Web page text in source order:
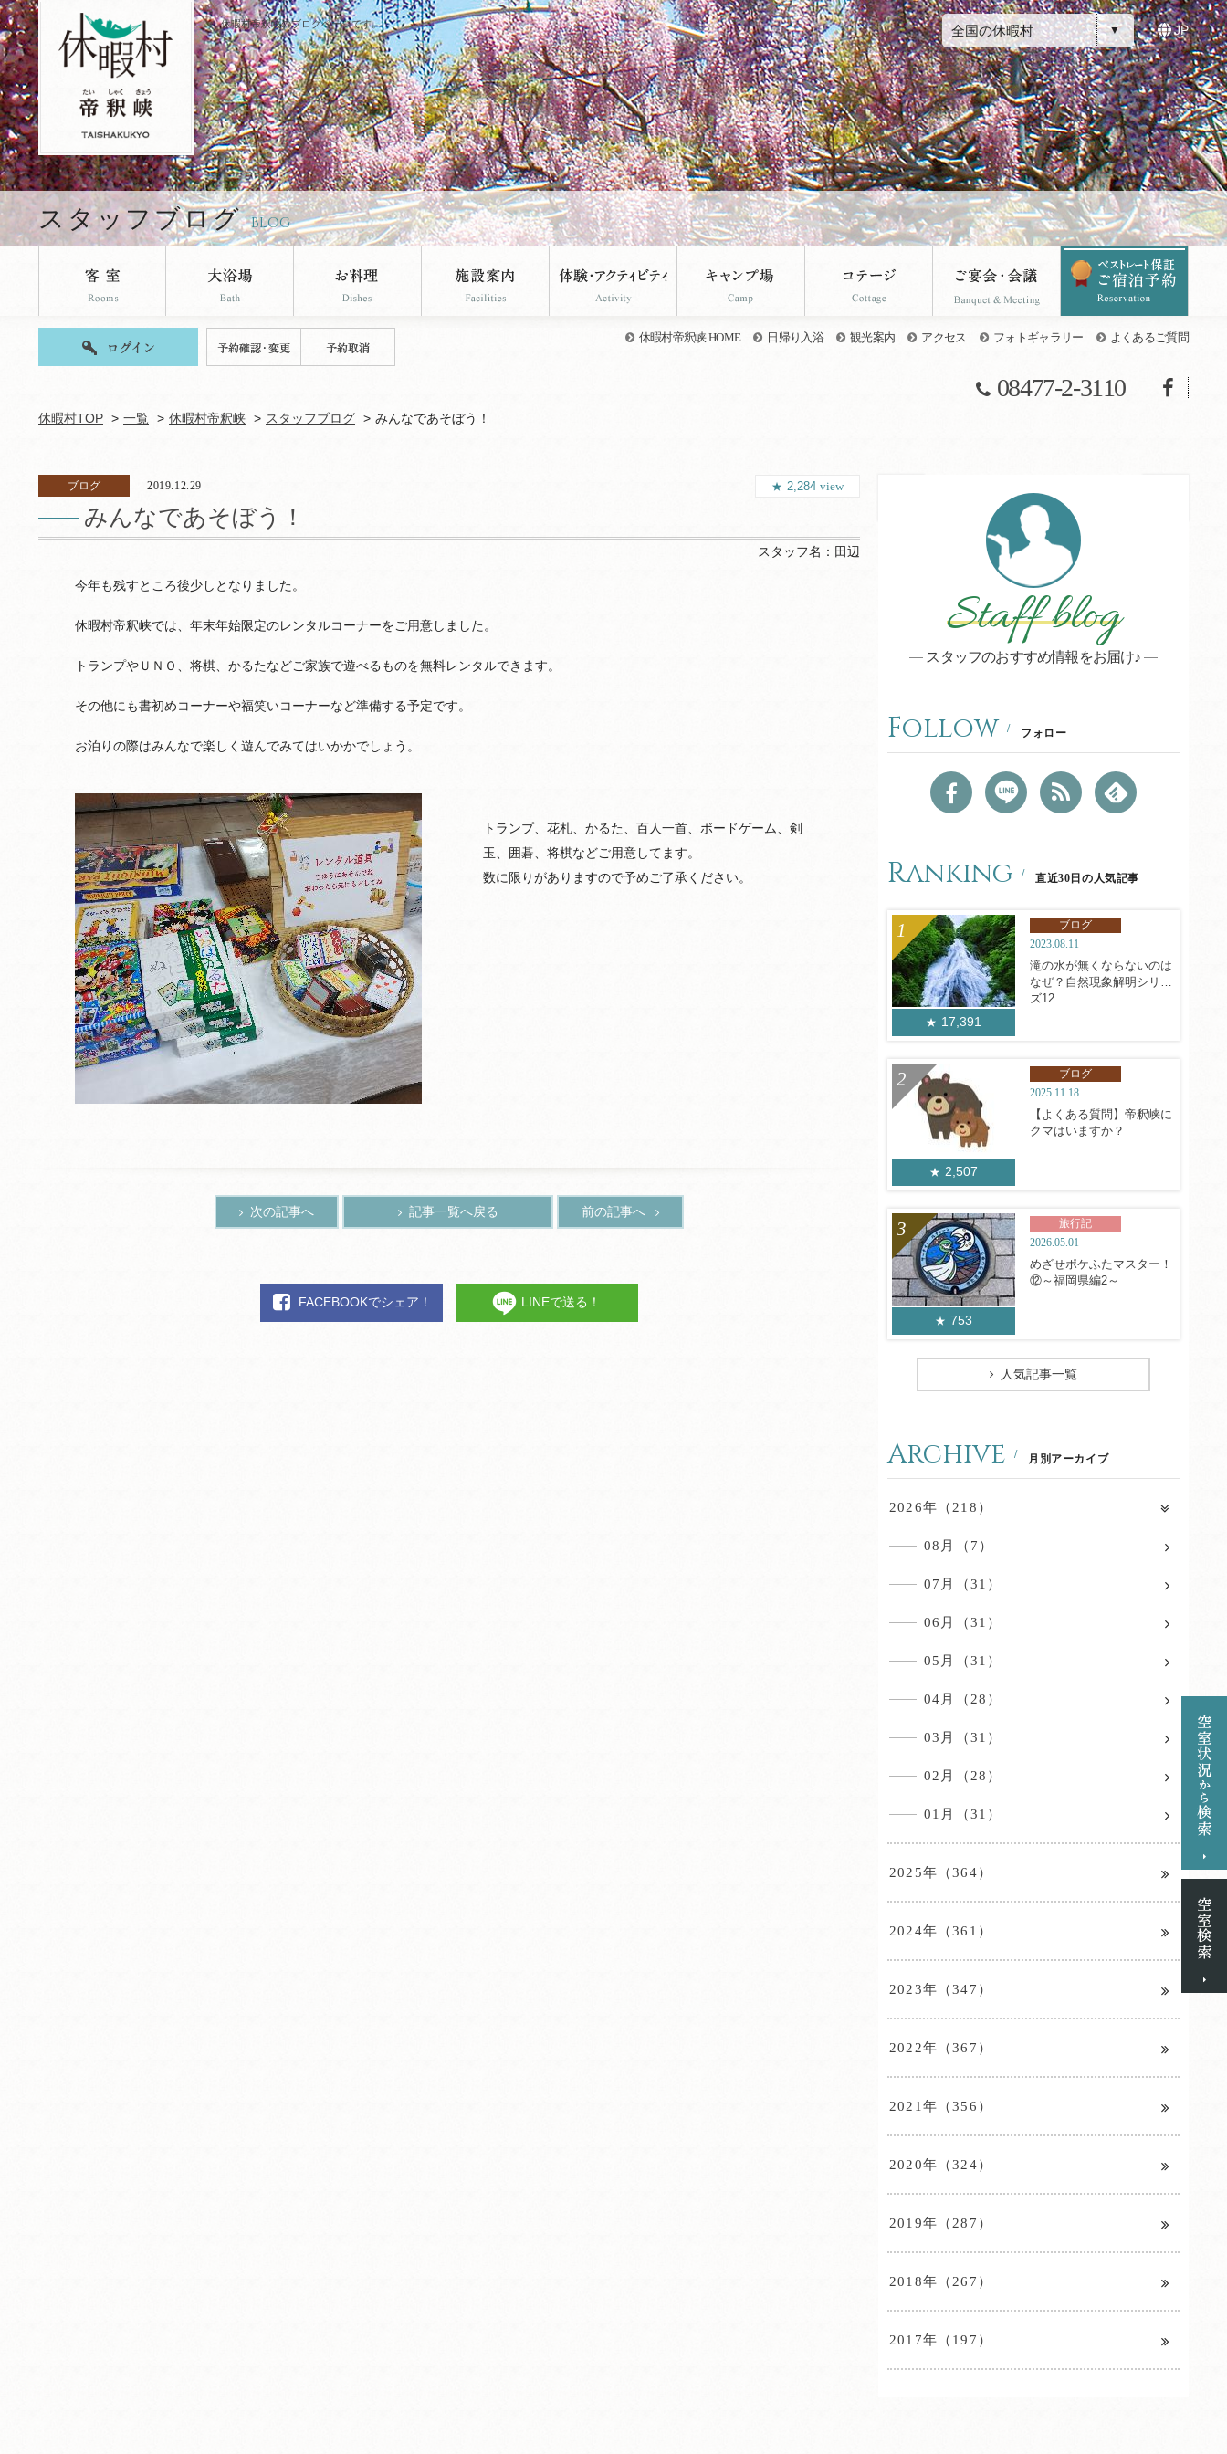
休暇村帝釈峡のブログページです。 全国の休暇村 JP
スタッフブログ BLOG
休暇村帝釈峡 HOME 日帰り入浴 観光案内 アクセス フォトギャラリー よくあるご質問
08477-2-3110
休暇村TOP 一覧 休暇村帝釈峡 スタッフブログ みんなであそぼう！
ブログ 2019.12.29
みんなであそぼう！
2,284 view
スタッフ名： 田辺
今年も残すところ後少しとなりました。
休暇村帝釈峡では、年末年始限定のレンタルコーナーをご用意しました。
トランプやＵＮＯ、将棋、かるたなどご家族で遊べるものを無料レンタルできます。
その他にも書初めコーナーや福笑いコーナーなど準備する予定です。
お泊りの際はみんなで楽しく遊んでみてはいかかでしょう。
トランプ、花札、かるた、百人一首、ボードゲーム、剣
玉、囲碁、将棋などご用意してます。
数に限りがありますので予めご了承ください。
次の記事へ 記事一覧へ戻る 前の記事へ
FACEBOOKでシェア！ LINEで送る！
Staff blog
スタッフのおすすめ情報をお届け♪
Follow フォロー
Ranking 直近30日の人気記事
17,391
ブログ
2023.08.11
滝の水が無くならないのは
なぜ？自然現象解明シリー
ズ12
2,507
ブログ
2025.11.18
【よくある質問】帝釈峡に
クマはいますか？
753
旅行記
2026.05.01
めざせポケふたマスター！
⑫～福岡県編2～
人気記事一覧
Archive 月別アーカイブ
2026年（218）
08月（7）
07月（31）
06月（31）
05月（31）
04月（28）
03月（31）
02月（28）
01月（31）
2025年（364）
2024年（361）
2023年（347）
2022年（367）
2021年（356）
2020年（324）
2019年（287）
2018年（267）
2017年（197）